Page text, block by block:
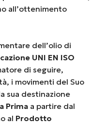
all’ottenimento
dell’olio di
UNI EN ISO
di seguire,
i movimenti del Suo
sua destinazione
Prima a partire dal
al Prodotto